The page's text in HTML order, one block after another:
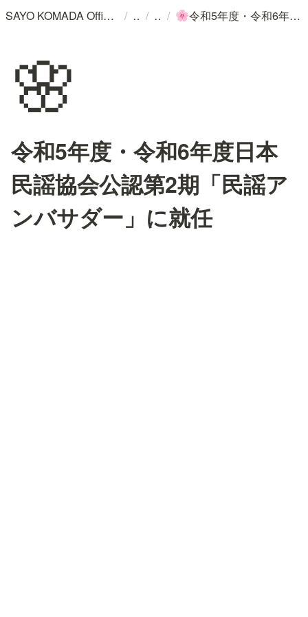
SAYO KOMADA Official WebSite / / / 🌸 令和5年度・令和6年度日本民謡協会公認第2期「民謡アンバサダー」に就任
🌸
令和5年度・令和6年度日本
民謡協会公認第2期「民謡ア
ンバサダー」に就任